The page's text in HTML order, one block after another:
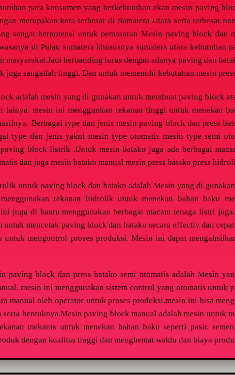
para konsumen yang berkebutuhan akan mesin paving
merupakan kota terbesar di Sumatera Utara serta terbesar
sangat berpotensi untuk pemasaran Mesin paving block dan
di Pulau sumatera khususnya sumatera utara
masyarakat.Jadi berbanding lurus dengan adanya paving dan
juga sangatlah tinggi. Dan untuk memenuhi kebutuhan mesin
adalah mesin yang di gunakan untuk membuat paving block
lainya. mesin ini menggunkan tekanan tinggi untuk menekan
Berbagai type dan jenis mesin paving block dan press
type dan jenis yakni mesin type otomatis mesin type semi
block listrik .Untuk mesin batako juga ada berbagai
dan juga mesin batako manual mesin press batako press
untuk paving block dan batako adalah Mesin yang di
tekanan hidrolik untuk menekan bahan baku
juga di bantu menggunakan berbagai macam tenaga listri juga.
untuk mencetak paving block dan batako secara effectiv dan
untuk mengontrol proses produksi. Mesin ini dapat
paving block dan press batako semi otomatis adalah Mesin
mesin ini menggunakan sistem control yang otomatis untuk
manual oleh operator untuk proses produksi.mesin ini bisa
serta bentuknya.Mesin paving block manual adalah mesin untuk
mekanis untuk menekan bahan baku seperti pasir,
dengan kualitas tinggi dan menghemat waktu dan biaya